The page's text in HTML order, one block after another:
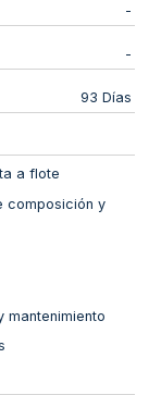
-
-
93 Días
a flote
composición y